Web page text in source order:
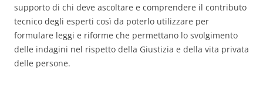
supporto di chi deve ascoltare e comprendere il contributo
tecnico degli esperti così da poterlo utilizzare per
formulare leggi e riforme che permettano lo svolgimento
delle indagini nel rispetto della Giustizia e della vita privata
delle persone.